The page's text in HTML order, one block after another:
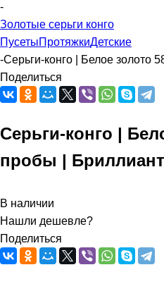
-
Золотые серьги конго
ПусетыПротяжкиДетские
-Серьги-конго | Белое золото
Поделиться
Серьги-конго |
пробы | Бриллиант
В наличии
Нашли дешевле?
Поделиться